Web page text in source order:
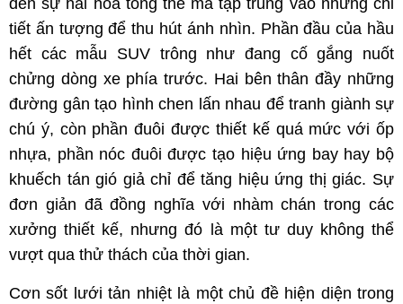
đến sự hài hòa tổng thể mà tập trung vào những chi
tiết ấn tượng để thu hút ánh nhìn. Phần đầu của hầu
hết các mẫu SUV trông như đang cố gắng nuốt
chửng dòng xe phía trước. Hai bên thân đầy những
đường gân tạo hình chen lấn nhau để tranh giành sự
chú ý, còn phần đuôi được thiết kế quá mức với ốp
nhựa, phần nóc đuôi được tạo hiệu ứng bay hay bộ
khuếch tán gió giả chỉ để tăng hiệu ứng thị giác. Sự
đơn giản đã đồng nghĩa với nhàm chán trong các
xưởng thiết kế, nhưng đó là một tư duy không thể
vượt qua thử thách của thời gian.
Cơn sốt lưới tản nhiệt là một chủ đề hiện diện trong